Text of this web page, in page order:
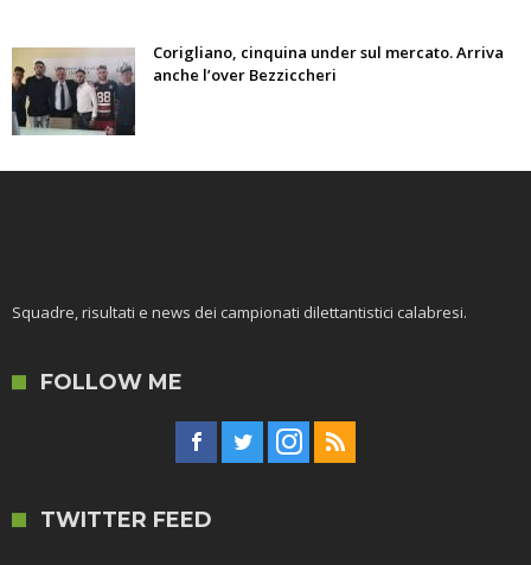
Corigliano, cinquina under sul mercato. Arriva
anche l’over Bezziccheri
Squadre, risultati e news dei campionati dilettantistici calabresi.
FOLLOW ME
TWITTER FEED